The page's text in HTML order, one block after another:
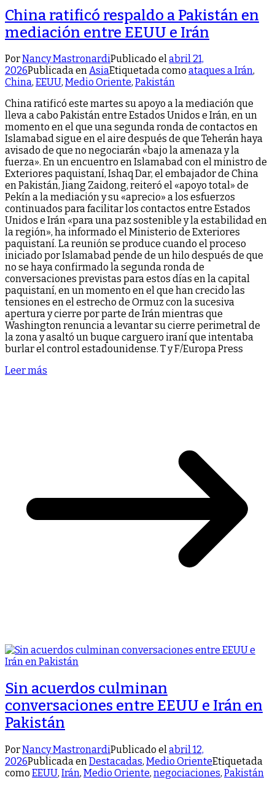
China ratificó respaldo a Pakistán en
mediación entre EEUU e Irán
PorNancy MastronardiPublicado elabril 21,
2026Publicada enAsiaEtiquetada como ataques a Irán,
China, EEUU, Medio Oriente, Pakistán
China ratificó este martes su apoyo a la mediación que
lleva a cabo Pakistán entre Estados Unidos e Irán, en un
momento en el que una segunda ronda de contactos en
Islamabad sigue en el aire después de que Teherán haya
avisado de que no negociarán «bajo la amenaza y la
fuerza». En un encuentro en Islamabad con el ministro de
Exteriores paquistaní, Ishaq Dar, el embajador de China
en Pakistán, Jiang Zaidong, reiteró el «apoyo total» de
Pekín a la mediación y su «aprecio» a los esfuerzos
continuados para facilitar los contactos entre Estados
Unidos e Irán «para una paz sostenible y la estabilidad en
la región», ha informado el Ministerio de Exteriores
paquistaní. La reunión se produce cuando el proceso
iniciado por Islamabad pende de un hilo después de que
no se haya confirmado la segunda ronda de
conversaciones previstas para estos días en la capital
paquistaní, en un momento en el que han crecido las
tensiones en el estrecho de Ormuz con la sucesiva
apertura y cierre por parte de Irán mientras que
Washington renuncia a levantar su cierre perimetral de
la zona y asaltó un buque carguero iraní que intentaba
burlar el control estadounidense. T y F/Europa Press
Leer más
Sin acuerdos culminan
conversaciones entre EEUU e Irán en
Pakistán
PorNancy MastronardiPublicado elabril 12,
2026Publicada enDestacadas, Medio OrienteEtiquetada
como EEUU, Irán, Medio Oriente, negociaciones, Pakistán